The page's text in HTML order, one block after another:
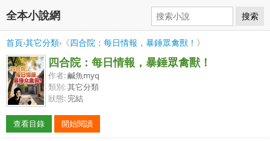
全本小說網 搜索
首頁›其它分類›《四合院：每日情報，暴錘眾禽獸！ 》
四合院：每日情報，暴錘眾禽獸！
作者:鹹魚myq
類別:其它分類
狀態: 完結
查看目錄 開始閱讀